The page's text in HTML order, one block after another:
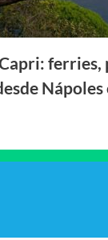
ferries,